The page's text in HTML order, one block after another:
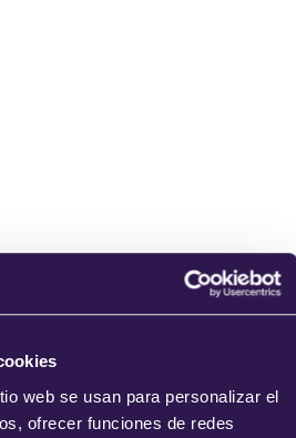
web se usan para personalizar el
ofrecer funciones de redes